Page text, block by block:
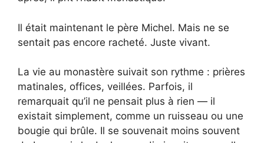
Il était maintenant le père Michel. Mais ne se
sentait pas encore racheté. Juste vivant.
La vie au monastère suivait son rythme : prières
matinales, offices, veillées. Parfois, il
remarquait qu’il ne pensait plus à rien — il
existait simplement, comme un ruisseau ou une
bougie qui brûle. Il se souvenait moins souvent